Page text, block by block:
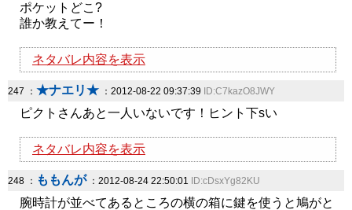
ポケットどこ?
誰か教えてー！
ネタバレ内容を表示
247 ： ★ナエリ★ ：2012-08-22 09:37:39 ID:C7kazO8JWY
ピクトさんあと一人いないです！ヒント下sい
ネタバレ内容を表示
248 ： ももんが：2012-08-24 22:50:01 ID:cDsxYg82KU
腕時計が並べてあるところの横の箱に鍵を使うと鳩がと